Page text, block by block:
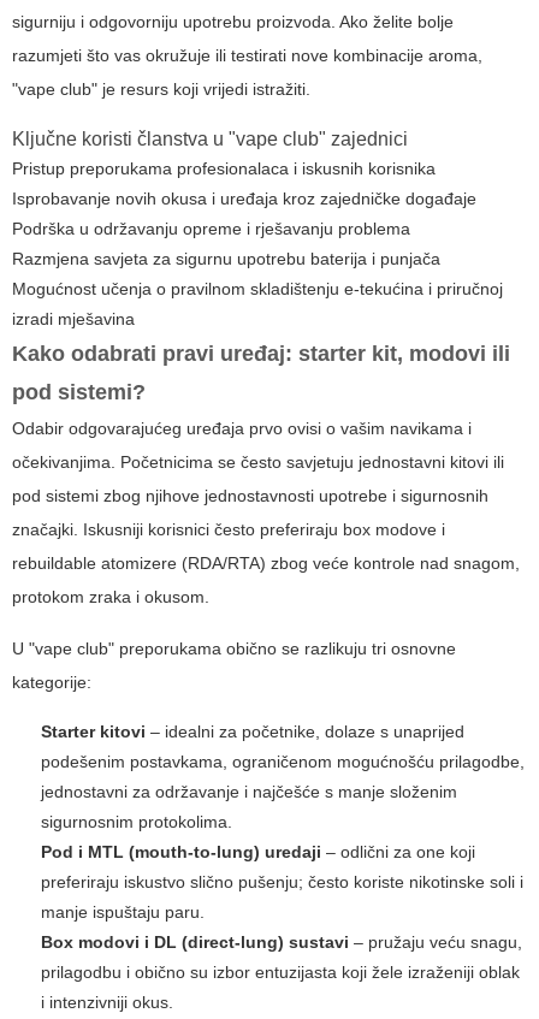
sigurniju i odgovorniju upotrebu proizvoda. Ako želite bolje
razumjeti što vas okružuje ili testirati nove kombinacije aroma,
"vape club" je resurs koji vrijedi istražiti.
Ključne koristi članstva u "vape club" zajednici
Pristup preporukama profesionalaca i iskusnih korisnika
Isprobavanje novih okusa i uređaja kroz zajedničke događaje
Podrška u održavanju opreme i rješavanju problema
Razmjena savjeta za sigurnu upotrebu baterija i punjača
Mogućnost učenja o pravilnom skladištenju e-tekućina i priručnoj
izradi mješavina
Kako odabrati pravi uređaj: starter kit, modovi ili
pod sistemi?
Odabir odgovarajućeg uređaja prvo ovisi o vašim navikama i
očekivanjima. Početnicima se često savjetuju jednostavni kitovi ili
pod sistemi zbog njihove jednostavnosti upotrebe i sigurnosnih
značajki. Iskusniji korisnici često preferiraju box modove i
rebuildable atomizere (RDA/RTA) zbog veće kontrole nad snagom,
protokom zraka i okusom.
U "vape club" preporukama obično se razlikuju tri osnovne
kategorije:
Starter kitovi – idealni za početnike, dolaze s unaprijed
podešenim postavkama, ograničenom mogućnošću prilagodbe,
jednostavni za održavanje i najčešće s manje složenim
sigurnosnim protokolima.
Pod i MTL (mouth-to-lung) uredaji – odlični za one koji
preferiraju iskustvo slično pušenju; često koriste nikotinske soli i
manje ispuštaju paru.
Box modovi i DL (direct-lung) sustavi – pružaju veću snagu,
prilagodbu i obično su izbor entuzijasta koji žele izraženiji oblak
i intenzivniji okus.